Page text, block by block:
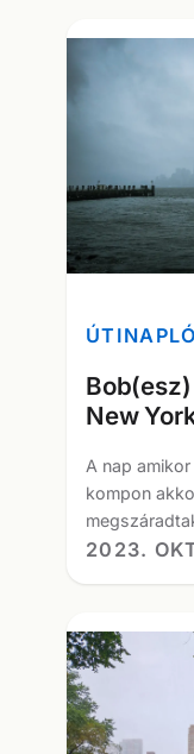
ÚTINAPLÓ
New
A nap
kompon
2023.